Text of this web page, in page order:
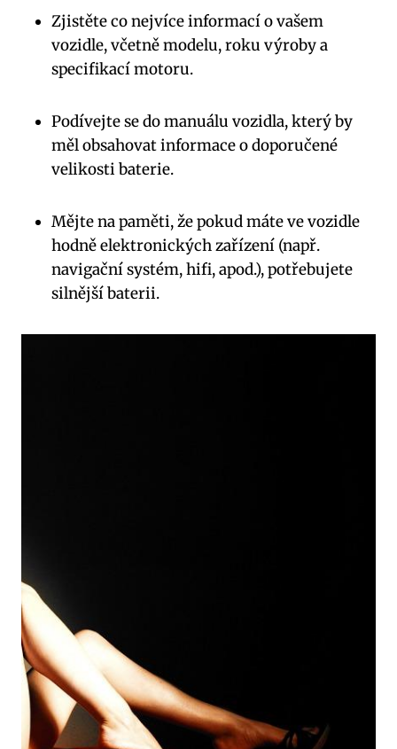
Zjistěte ⁢co nejvíce informací‍ o vašem
⁢vozidle,‌ včetně modelu, roku výroby ‌a
⁤specifikací motoru.
Podívejte se do‍ manuálu vozidla, který ‍by
měl ‌obsahovat informace o⁢ doporučené
velikosti baterie.
Mějte na paměti, ⁣že‍ pokud máte ve vozidle
hodně ⁣elektronických zařízení (např.
‌navigační systém, hifi, apod.), ​potřebujete
silnější ⁢baterii.